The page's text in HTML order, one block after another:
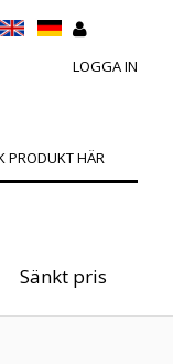
LOGGA IN
Sänkt pris